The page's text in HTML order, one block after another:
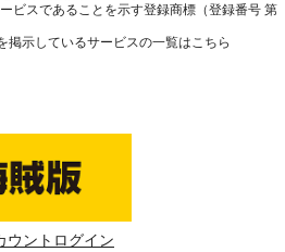
ビスであることを示す登録商標（登録番号 第
掲示しているサービスの一覧はこちら
ウントログイン